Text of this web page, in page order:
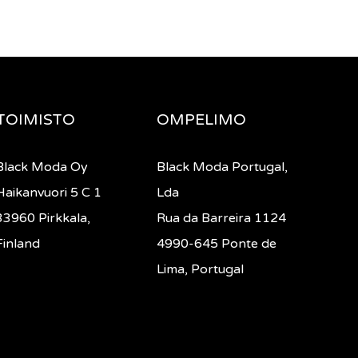
Moda Oy
5 C 1
Pirkkala,
OMPELIMO
Black Moda Portugal,
Lda
Rua da Barreira 1124
4990-645 Ponte de
Lima, Portugal